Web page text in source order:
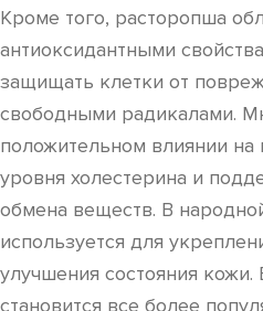
Кроме того, расторопша
антиоксидантными
защищать клетки от
свободными радикалами.
положительном влиянии
уровня холестерина и
обмена веществ. В
используется для
улучшения состояния
становится все более